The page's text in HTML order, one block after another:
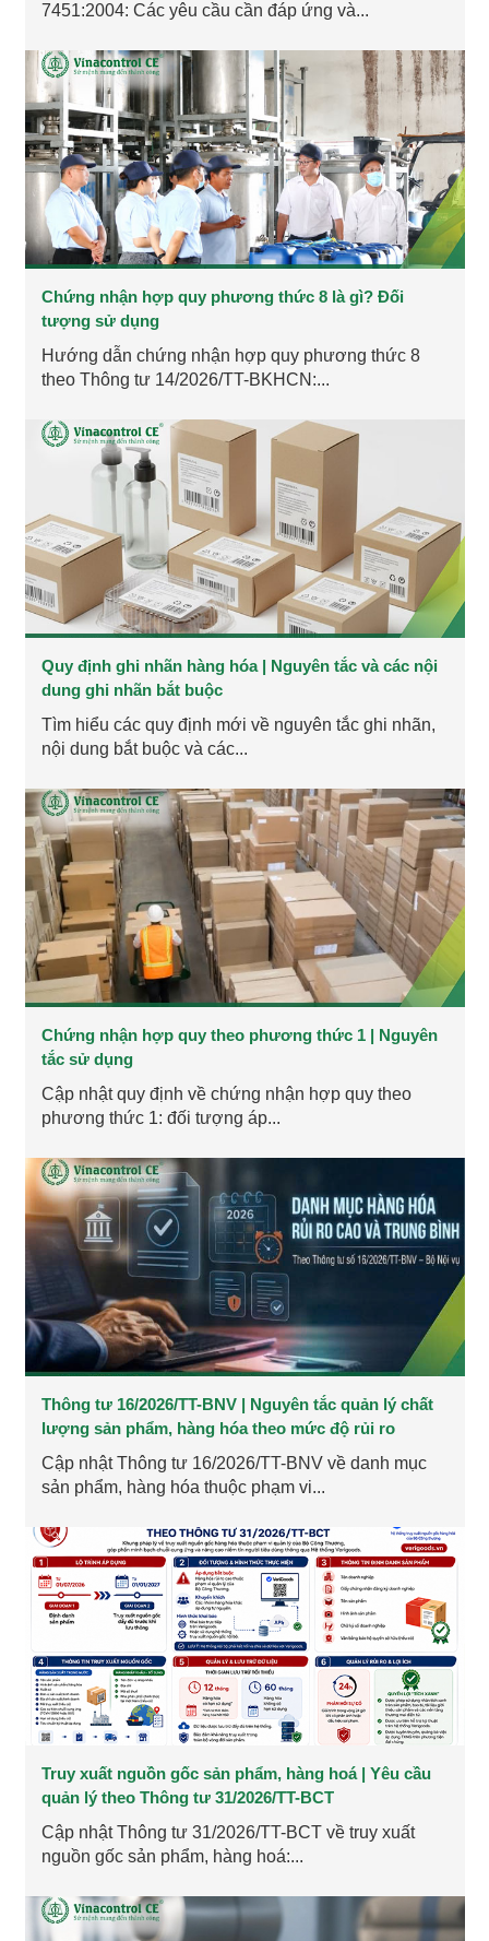
7451:2004: Các yêu cầu cần đáp ứng và...
Chứng nhận hợp quy phương thức 8 là gì? Đối
tượng sử dụng
Hướng dẫn chứng nhận hợp quy phương thức 8
theo Thông tư 14/2026/TT-BKHCN:...
Quy định ghi nhãn hàng hóa | Nguyên tắc và các nội
dung ghi nhãn bắt buộc
Tìm hiểu các quy định mới về nguyên tắc ghi nhãn,
nội dung bắt buộc và các...
Chứng nhận hợp quy theo phương thức 1 | Nguyên
tắc sử dụng
Cập nhật quy định về chứng nhận hợp quy theo
phương thức 1: đối tượng áp...
Thông tư 16/2026/TT-BNV | Nguyên tắc quản lý chất
lượng sản phẩm, hàng hóa theo mức độ rủi ro
Cập nhật Thông tư 16/2026/TT-BNV về danh mục
sản phẩm, hàng hóa thuộc phạm vi...
Truy xuất nguồn gốc sản phẩm, hàng hoá | Yêu cầu
quản lý theo Thông tư 31/2026/TT-BCT
Cập nhật Thông tư 31/2026/TT-BCT về truy xuất
nguồn gốc sản phẩm, hàng hoá:...